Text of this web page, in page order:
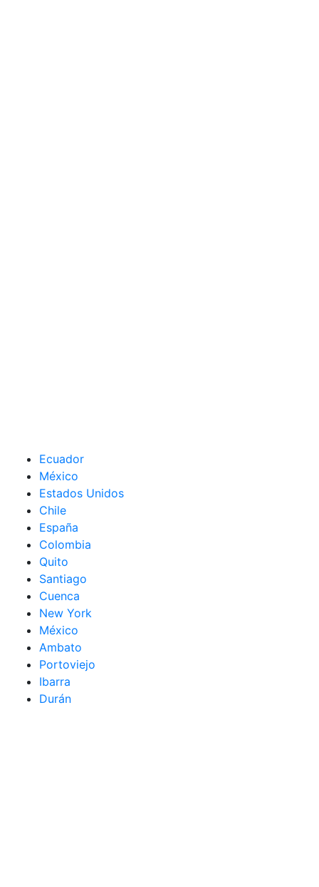
Ecuador
México
Estados Unidos
Chile
España
Colombia
Quito
Santiago
Cuenca
New York
México
Ambato
Portoviejo
Ibarra
Durán